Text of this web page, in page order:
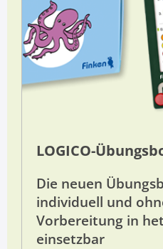
LOGICO-
Die neuen
individuell und
Vorbereitung in
einsetzbar